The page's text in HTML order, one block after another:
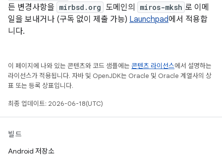
든 변경사항을 mirbsd.org 도메인의 miros-mksh 로 이메
일을 보내거나 (구독 없이 제출 가능) Launchpad에서 적용합
니다.
이 페이지에 나와 있는 콘텐츠와 코드 샘플에는 콘텐츠 라이선스에서 설명하는
라이선스가 적용됩니다. 자바 및 OpenJDK는 Oracle 및 Oracle 계열사의 상
표 또는 등록 상표입니다.
최종 업데이트: 2026-06-18(UTC)
빌드
Android 저장소